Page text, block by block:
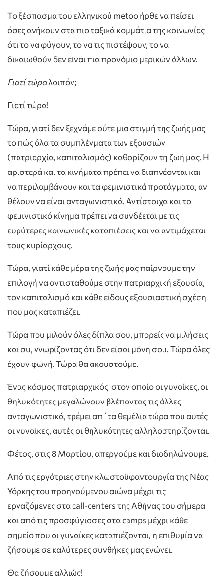
Το ξέσπασμα του ελληνικού metoo ήρθε να πείσει
όσες ανήκουν στα πιο ταξικά κομμάτια της κοινωνίας
ότι το να φύγουν, το να τις πιστέψουν, το να
δικαιωθούν δεν είναι πια προνόμιο μερικών άλλων.
Γιατί τώραλοιπόν;
Γιατί τώρα!
Τώρα, γιατί δεν ξεχνάμε ούτε μια στιγμή της ζωής μας
το πώς όλα τα συμπλέγματα των εξουσιών
(πατριαρχία, καπιταλισμός) καθορίζουν τη ζωή μας. Η
αριστερά και τα κινήματα πρέπει να διαπνέονται και
να περιλαμβάνουν και τα φεμινιστικά προτάγματα, αν
θέλουν να είναι ανταγωνιστικά. Αντίστοιχα και το
φεμινιστικό κίνημα πρέπει να συνδέεται με τις
ευρύτερες κοινωνικές καταπιέσεις και να αντιμάχεται
τους κυρίαρχους.
Τώρα, γιατί κάθε μέρα της ζωής μας παίρνουμε την
επιλογή να αντισταθούμε στην πατριαρχική εξουσία,
τον καπιταλισμό και κάθε είδους εξουσιαστική σχέση
που μας καταπιέζει.
Τώρα που μιλούν όλες δίπλα σου, μπορείς να μιλήσεις
και συ, γνωρίζοντας ότι δεν είσαι μόνη σου. Τώρα όλες
έχουν φωνή. Τώρα θα ακουστούμε.
Ένας κόσμος πατριαρχικός, στον οποίο οι γυναίκες, οι
θηλυκότητες μεγαλώνουν βλέποντας τις άλλες
ανταγωνιστικά, τρέμει απ΄τα θεμέλια τώρα που αυτές
οι γυναίκες, αυτές οι θηλυκότητες αλληλοστηρίζονται.
Φέτος, στις 8 Μαρτίου, απεργούμε και διαδηλώνουμε.
Από τις εργάτριες στην κλωστοϋφαντουργία της Νέας
Υόρκης του προηγούμενου αιώνα μέχρι τις
εργαζόμενες στα call-centers της Αθήνας του σήμερα
και από τις προσφύγισσες στα camps μέχρι κάθε
σημείο που οι γυναίκες καταπιέζονται, η επιθυμία να
ζήσουμε σε καλύτερες συνθήκες μας ενώνει.
Θα ζήσουμε αλλιώς!